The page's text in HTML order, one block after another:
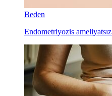
Beden
Endometriyozis